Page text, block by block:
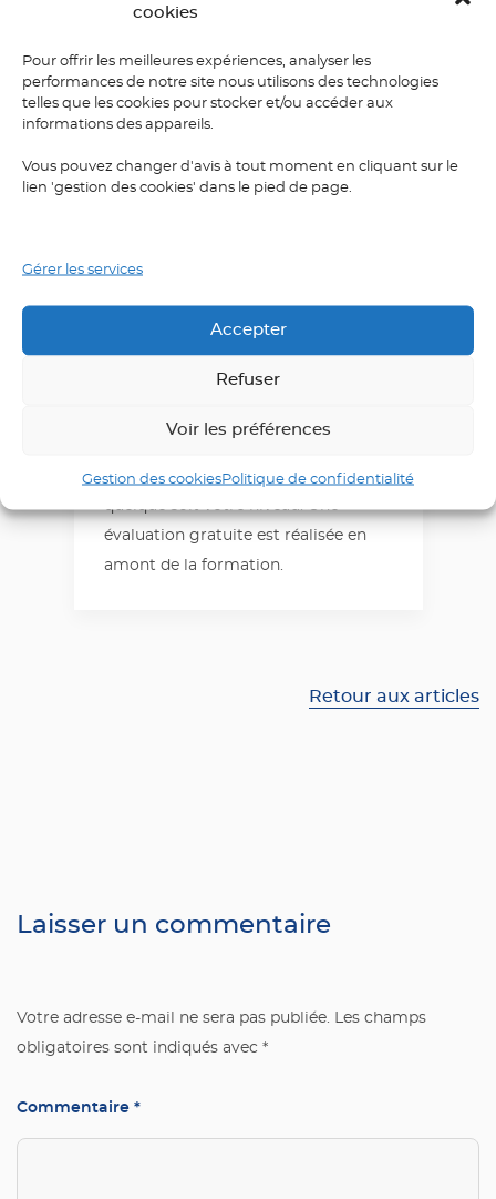
cookies
Pour offrir les meilleures expériences, analyser les
performances de notre site nous utilisons des technologies
telles que les cookies pour stocker et/ou accéder aux
informations des appareils.
Vous pouvez changer d'avis à tout moment en cliquant sur le
lien 'gestion des cookies' dans le pied de page.
Gérer les services
Accepter
Refuser
Voir les préférences
Gestion des cookiesPolitique de confidentialité
Changez de
d’anglais
rapidement
Une semaine intensive pour
semaine de formation intensive
quelque soit votre niveau. Une
évaluation gratuite est réalisée en
amont de la formation.
Retour aux articles
Laisser un commentaire
Votre adresse e-mail ne sera pas publiée. Les champs
obligatoires sont indiqués avec *
Commentaire *